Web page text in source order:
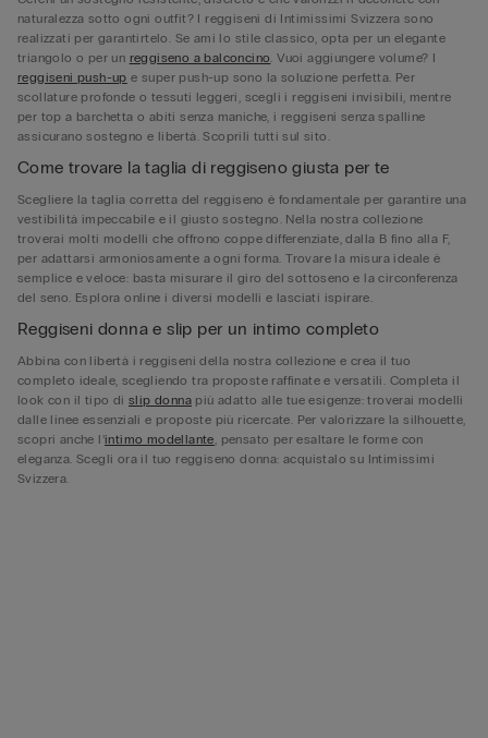
naturalezza sotto ogni outfit? I reggiseni di Intimissimi Svizzera sono
realizzati per garantirtelo. Se ami lo stile classico, opta per un elegante
triangolo o per un reggiseno a balconcino . Vuoi aggiungere volume? I
reggiseni push-up e super push-up sono la soluzione perfetta. Per
scollature profonde o tessuti leggeri, scegli i reggiseni invisibili, mentre
per top a barchetta o abiti senza maniche, i reggiseni senza spalline
assicurano sostegno e libertà. Scoprili tutti sul sito.
Come trovare la taglia di reggiseno giusta per te
Scegliere la taglia corretta del reggiseno è fondamentale per garantire una
vestibilità impeccabile e il giusto sostegno. Nella nostra collezione
troverai molti modelli che offrono coppe differenziate, dalla B fino alla F,
per adattarsi armoniosamente a ogni forma. Trovare la misura ideale è
semplice e veloce: basta misurare il giro del sottoseno e la circonferenza
del seno. Esplora online i diversi modelli e lasciati ispirare.
Reggiseni donna e slip per un intimo completo
Abbina con libertà i reggiseni della nostra collezione e crea il tuo
completo ideale, scegliendo tra proposte raffinate e versatili. Completa il
look con il tipo dislip donna più adatto alle tue esigenze: troverai modelli
dalle linee essenziali e proposte più ricercate. Per valorizzare la silhouette,
scopri anche l’intimo modellante , pensato per esaltare le forme con
eleganza. Scegli ora il tuo reggiseno donna: acquistalo su Intimissimi
Svizzera.